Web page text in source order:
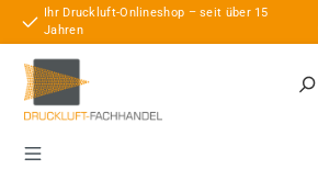
Zum Hauptinhalt springen
Ihr Druckluft-Onlineshop – seit über 15
Jahren